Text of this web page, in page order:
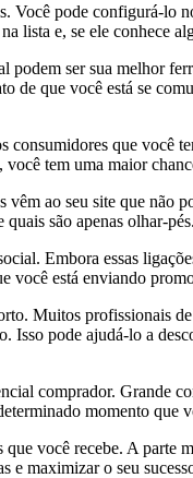
pode configurá-lo
lista e, se ele conhece
ser sua melhor
de que você está se
que você
tem uma maior
ao seu site que
são apenas olhar-pés.
Embora essas
está enviando
Muitos profissionais
Isso pode ajudá-lo a
comprador. Grande
momento
você recebe. A
e maximizar o seu